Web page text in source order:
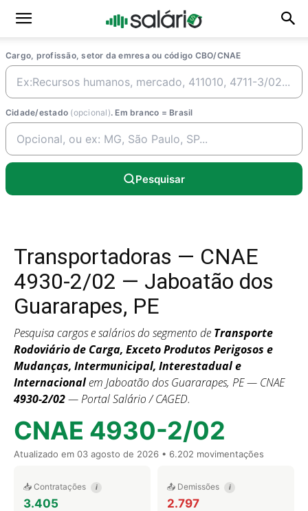
Cargo, profissão, setor da emresa ou código CBO/CNAE
Cidade/estado (opcional). Em branco = Brasil
Pesquisar
Transportadoras — CNAE
4930-2/02 — Jaboatão dos
Guararapes, PE
Pesquisa cargos e salários do segmento de Transporte
Rodoviário de Carga, Exceto Produtos Perigosos e
Mudanças, Intermunicipal, Interestadual e
Internacionalem Jaboatão dos Guararapes, PE — CNAE
4930-2/02— Portal Salário / CAGED.
CNAE 4930-2/02
Atualizado em 03 agosto de 2026 • 6.202 movimentações
📥 Contratações i
3.405
📤 Demissões i
2.797